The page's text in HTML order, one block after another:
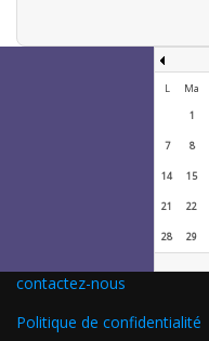
L Ma
1
7 8
14 15
21 22
28 29
contactez-nous
Politique de confidentialité